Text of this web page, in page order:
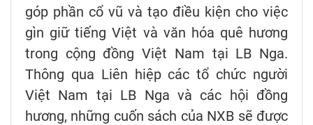
góp phần cổ vũ và tạo điều kiện cho việc
gìn giữ tiếng Việt và văn hóa quê hương
trong cộng đồng Việt Nam tại LB Nga.
Thông qua Liên hiệp các tổ chức người
Việt Nam tại LB Nga và các hội đồng
hương, những cuốn sách của NXB sẽ được